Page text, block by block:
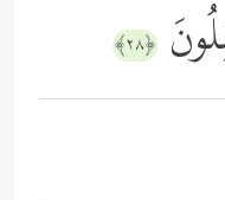
﴿٢٨﴾